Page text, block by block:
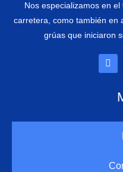
Nos especializamos en
carretera, como también en
grúas que iniciaron